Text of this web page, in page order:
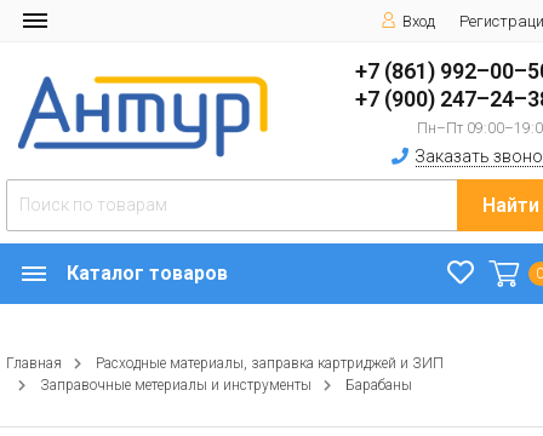
Вход
+7 (861)
+7 (900)
Пн–Пт
Заказать
Найти
Каталог товаров
Главная
Расходные материалы, заправка картриджей и ЗИП
Заправочные метериалы и инструменты
Барабаны